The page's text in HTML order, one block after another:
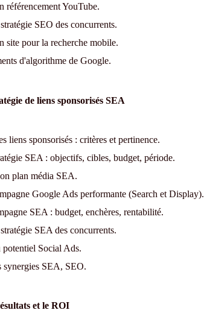
référencement YouTube.
SEO des concurrents.
site pour la recherche mobile.
d'algorithme de Google.
de liens sponsorisés SEA
liens sponsorisés : critères et pertinence.
SEA : objectifs, cibles, budget, période.
plan média SEA.
Google Ads performante (Search et Display).
SEA : budget, enchères, rentabilité.
SEA des concurrents.
Social Ads.
synergies SEA, SEO.
et le ROI